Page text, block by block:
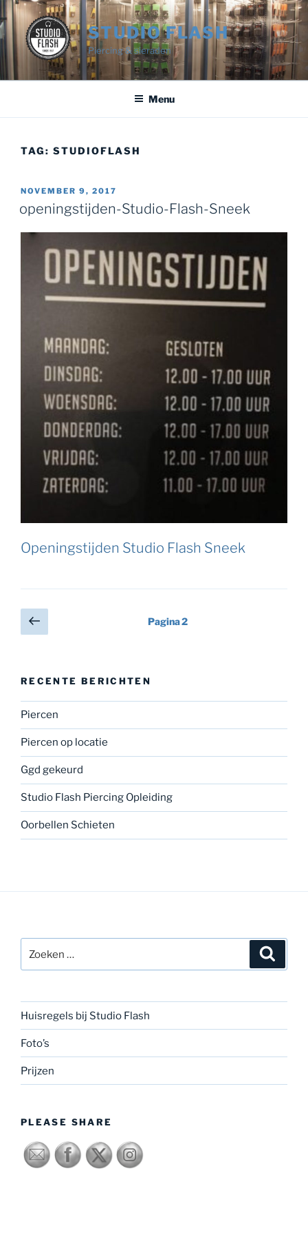
Ga
naar
de
inhoud
STUDIO FLASH
Piercing & sieraden
Menu
TAG: STUDIOFLASH
GEPLAATST
NOVEMBER 9, 2017
openingstijden-Studio-Flash-Sneek
Openingstijden Studio Flash Sneek
Berichten
paginering
Vorige
pagina
Pagina2
RECENTE BERICHTEN
Piercen
Piercen op locatie
Ggd gekeurd
Studio Flash Piercing Opleiding
Oorbellen Schieten
naar:
Huisregels bij Studio Flash
Foto’s
Prijzen
PLEASE SHARE